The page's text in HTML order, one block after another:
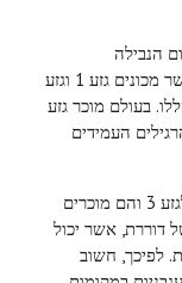
הנבילה
((Fusarium oxysporum f.sp. lycopersici אשר מכונים גזע 1 וגזע
בעולם מוכר גזע
הרגילים העמידים
לשמחתנו, קיימים קווי עגבניות שהם עמידים לגזע 3 והם מוכרים
העגבניות בארץ. כמו-כן, קיים גזע 2 של דוררת, אשר יכול
לפיכך, חשוב